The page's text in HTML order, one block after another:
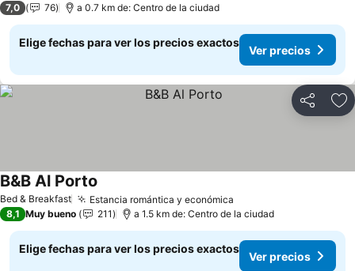
7,0 76 a 0.7 km de: Centro de la ciudad
Elige fechas para ver los precios exactos
Ver precios
Compartir
Bed & Breakfast Estancia romántica y económica
B&B Al Porto
8,1 Muy bueno 211 a 1.5 km de: Centro de la ciudad
Elige fechas para ver los precios exactos
Ver precios